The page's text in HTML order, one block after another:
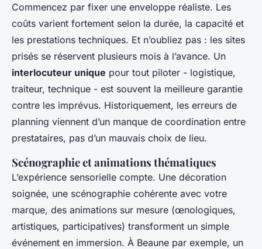
Commencez par fixer une enveloppe réaliste. Les
coûts varient fortement selon la durée, la capacité et
les prestations techniques. Et n’oubliez pas : les sites
prisés se réservent plusieurs mois à l’avance. Un
interlocuteur unique pour tout piloter - logistique,
traiteur, technique - est souvent la meilleure garantie
contre les imprévus. Historiquement, les erreurs de
planning viennent d’un manque de coordination entre
prestataires, pas d’un mauvais choix de lieu.
Scénographie et animations thématiques
L’expérience sensorielle compte. Une décoration
soignée, une scénographie cohérente avec votre
marque, des animations sur mesure (œnologiques,
artistiques, participatives) transforment un simple
événement en immersion. À Beaune par exemple, un